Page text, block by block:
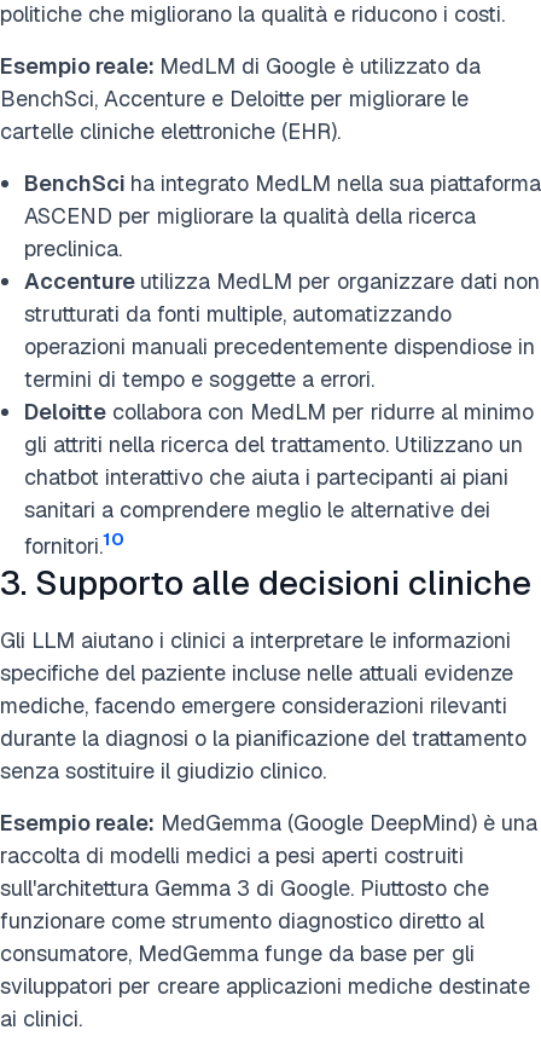
politiche che migliorano la qualità e riducono i costi.
Esempio reale: MedLM di Google è utilizzato da
BenchSci, Accenture e Deloitte per migliorare le
cartelle cliniche elettroniche (EHR).
BenchSci ha integrato MedLM nella sua piattaforma
ASCEND per migliorare la qualità della ricerca
preclinica.
Accenture utilizza MedLM per organizzare dati non
strutturati da fonti multiple, automatizzando
operazioni manuali precedentemente dispendiose in
termini di tempo e soggette a errori.
Deloitte collabora con MedLM per ridurre al minimo
gli attriti nella ricerca del trattamento. Utilizzano un
chatbot interattivo che aiuta i partecipanti ai piani
sanitari a comprendere meglio le alternative dei
fornitori.10
3. Supporto alle decisioni cliniche
Gli LLM aiutano i clinici a interpretare le informazioni
specifiche del paziente incluse nelle attuali evidenze
mediche, facendo emergere considerazioni rilevanti
durante la diagnosi o la pianificazione del trattamento
senza sostituire il giudizio clinico.
Esempio reale: MedGemma (Google DeepMind) è una
raccolta di modelli medici a pesi aperti costruiti
sull'architettura Gemma 3 di Google. Piuttosto che
funzionare come strumento diagnostico diretto al
consumatore, MedGemma funge da base per gli
sviluppatori per creare applicazioni mediche destinate
ai clinici.